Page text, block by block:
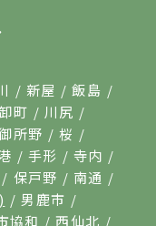
新屋
飯島
卸町
川尻
所野
桜
手形
寺内
保戸野
南通
男鹿市
協和 西仙北